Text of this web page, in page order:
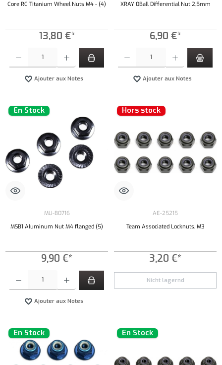
Core RC Titanium Wheel Nuts M4 - (4)
13,80 €*
Ajouter aux Notes
XRAY 0Ball Differential Nut 2,5mm
6,90 €*
Ajouter aux Notes
En Stock
MU-B0716
MSB1 Aluminum Nut M4 flanged (5)
9,90 €*
Quantité de produit : Entrez la quantité souhaitée ou utilisez les boutons pour augmenter
Ajouter aux Notes
Hors stock
AE-25215
Team Associated Locknuts, M3
3,20 €*
Nicht lagernd
En Stock En Stock